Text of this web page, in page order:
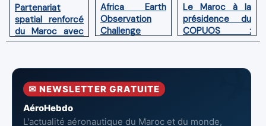
Partenariat
spatial renforcé
du Maroc avec
l'adhésion aux
Artemis
Africa Earth
Observation
Challenge
(AEOC) 2025:
spatiaux
entrent dans
Le Maroc à la
présidence du
COPUOS :
Impulser le
spatial en
✉ NEWSLETTER GRATUITE
AéroHebdo
L'actualité aéronautique du Maroc et du monde,